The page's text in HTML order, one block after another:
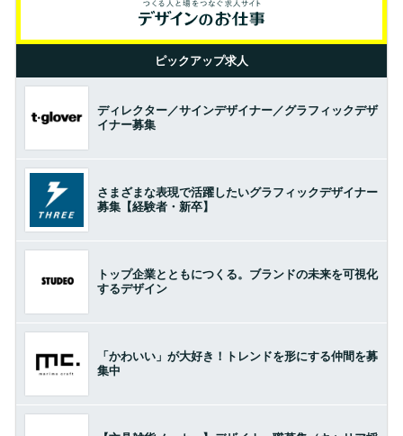
ピックアップ求人
ディレクター／サインデザイナー／グラフィックデザ
イナー募集
さまざまな表現で活躍したいグラフィックデザイナー
募集【経験者・新卒】
トップ企業とともにつくる。ブランドの未来を可視化
するデザイン
「かわいい」が大好き！トレンドを形にする仲間を募
集中